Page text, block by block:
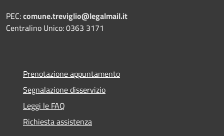
PEC:comune.treviglio@legalmail.it
Centralino Unico: 0363 3171
Prenotazione appuntamento
Segnalazione disservizio
Leggi le FAQ
Richiesta assistenza